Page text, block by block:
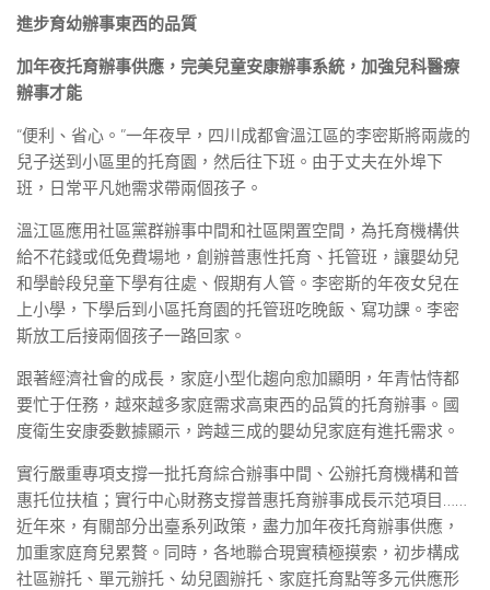
進步育幼辦事東西的品質
加年夜托育辦事供應，完美兒童安康辦事系統，加強兒科醫療
辦事才能
“便利、省心。”一年夜早，四川成都會溫江區的李密斯將兩歲的
兒子送到小區里的托育園，然后往下班。由于丈夫在外埠下
班，日常平凡她需求帶兩個孩子。
溫江區應用社區黨群辦事中間和社區閑置空間，為托育機構供
給不花錢或低免費場地，創辦普惠性托育、托管班，讓嬰幼兒
和學齡段兒童下學有往處、假期有人管。李密斯的年夜女兒在
上小學，下學后到小區托育園的托管班吃晚飯、寫功課。李密
斯放工后接兩個孩子一路回家。
跟著經濟社會的成長，家庭小型化趨向愈加顯明，年青怙恃都
要忙于任務，越來越多家庭需求高東西的品質的托育辦事。國
度衛生安康委數據顯示，跨越三成的嬰幼兒家庭有進托需求。
實行嚴重專項支撐一批托育綜合辦事中間、公辦托育機構和普
惠托位扶植；實行中心財務支撐普惠托育辦事成長示范項目……
近年來，有關部分出臺系列政策，盡力加年夜托育辦事供應，
加重家庭育兒累贅。同時，各地聯合現實積極摸索，初步構成
社區辦托、單元辦托、幼兒園辦托、家庭托育點等多元供應形